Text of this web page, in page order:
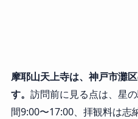
摩耶山天上寺は、神戸市灘
す。 訪問前に見る点は、星
間9:00〜17:00、拝観料は志